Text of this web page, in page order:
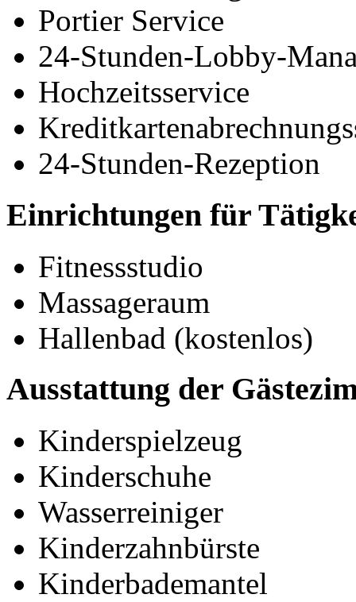
Portier Service
24-Stunden-Lobby-
Hochzeitsservice
24-Stunden-Rezeption
Einrichtungen für
Fitnessstudio
Massageraum
Hallenbad (kostenlos)
Ausstattung der
Kinderspielzeug
Kinderschuhe
Wasserreiniger
Kinderzahnbürste
Kinderbademantel